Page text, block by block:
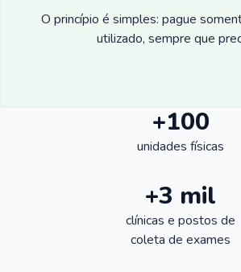
O princípio é simples: pague
utilizado, sempre que
+100
unidades físicas
+3 mil
clínicas e postos de
coleta de exames